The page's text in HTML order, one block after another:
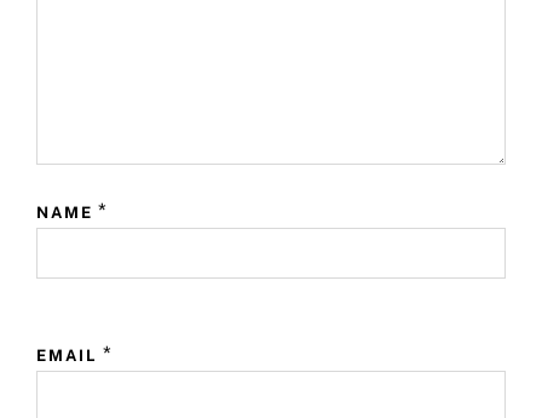
NAME *
EMAIL *